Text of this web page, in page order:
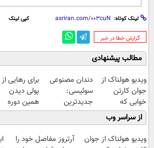
لینک کوتاه: کپی لینک
‌گزارش خطا در خبر
مطالب پیشنهادی
ویدیو هولناک از
جوان کارتن
خوابی که
میلیاردر شد.
آموزش رایگان
دندان مصنوعی
سوئیسی:
جدیدترین
فناوری اروپا،
سبک و مقاوم |
پرداخت قسطی
برای رهایی
پولی دیدن
همین دوره
رایگان کافیه!
(شمارتو
از سراسر وب
ویدیو هولناک از جوان
آرتروز مفاصل خود را